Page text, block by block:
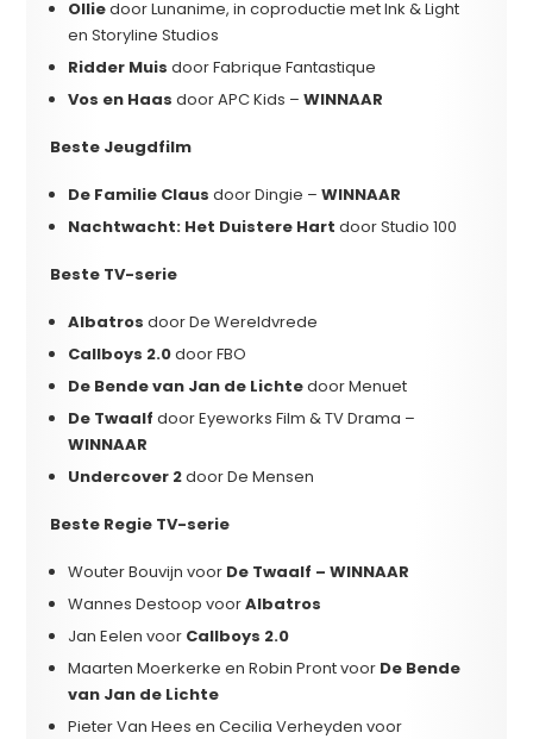
Olliedoor Lunanime, in coproductie met Ink & Light
en Storyline Studios
Ridder Muisdoor Fabrique Fantastique
Vos en Haas door APC Kids –WINNAAR
Beste Jeugdfilm
De Familie Claus door Dingie –WINNAAR
Nachtwacht: Het Duistere Hart door Studio 100
Beste TV-serie
Albatrosdoor De Wereldvrede
Callboys 2.0door FBO
De Bende van Jan de Lichtedoor Menuet
De Twaalfdoor Eyeworks Film & TV Drama –
WINNAAR
Undercover 2door De Mensen
Beste Regie TV-serie
Wouter Bouvijn voor De Twaalf – WINNAAR
Wannes Destoop voorAlbatros
Jan Eelen voor Callboys 2.0
Maarten Moerkerke en Robin Pront voor De Bende
van Jan de Lichte
Pieter Van Hees en Cecilia Verheyden voor